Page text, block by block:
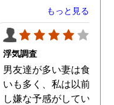
ましたが、真実を知るこ
ができて良かったです。
もっと見る
浮気調査
男友達が多い妻は食事の
いも多く、私は以前から
し嫌な予感がしていまし